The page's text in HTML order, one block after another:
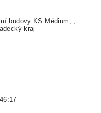
budovy KS Médium, ,
kraj